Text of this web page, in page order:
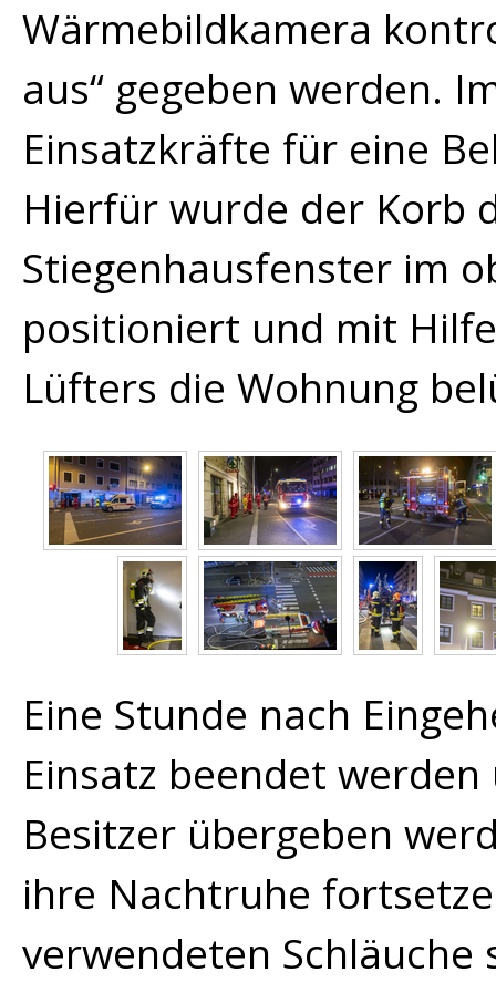
Wärmebildkamera
aus“ gegeben werden.
Einsatzkräfte für eine
Hierfür wurde der Korb
Stiegenhausfenster im
positioniert und mit
Lüfters die Wohnung
Eine Stunde nach
Einsatz beendet
Besitzer übergeben
ihre Nachtruhe
verwendeten Schläuche